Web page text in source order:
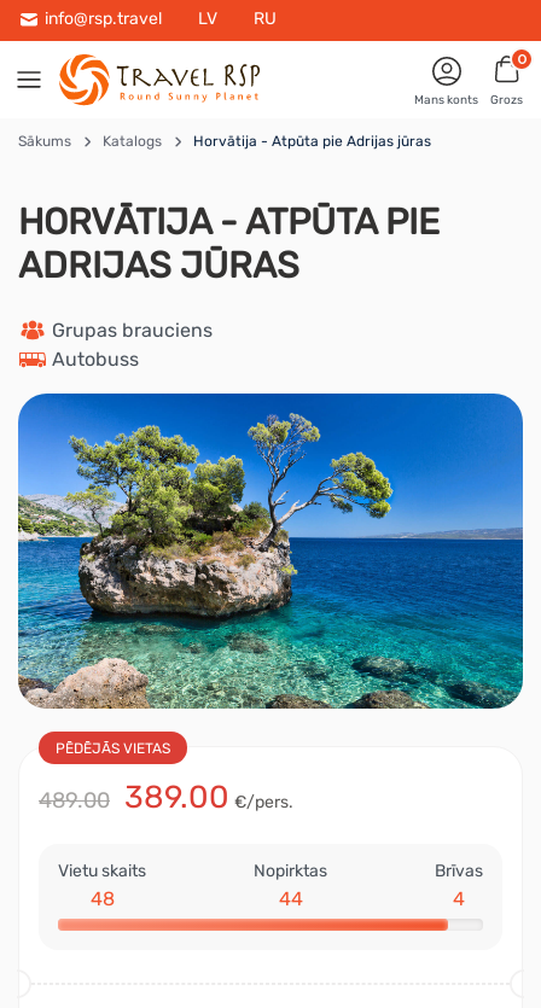
info@rsp.travel LV RU
Mans konts
0
Grozs
Sākums Katalogs Horvātija - Atpūta pie Adrijas jūras
HORVĀTIJA - ATPŪTA PIE
ADRIJAS JŪRAS
Grupas brauciens
Autobuss
PĒDĒJĀS VIETAS
489.00 389.00 €/pers.
Vietu skaits
48
Nopirktas
44
Brīvas
4